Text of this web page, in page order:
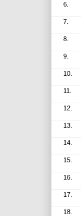
6.
7.
8.
9.
10.
11.
12.
13.
14.
15.
16.
17.
18.